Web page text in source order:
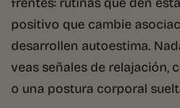
positivo que cambie
desarrollen autoestima.
veas señales de relajación,
o una postura corporal